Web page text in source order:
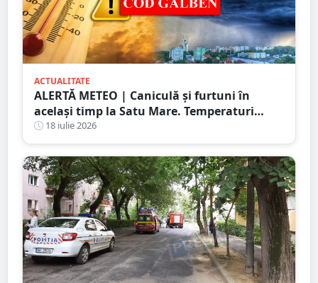
ACTUALITATE
ALERTĂ METEO | Caniculă și furtuni în
același timp la Satu Mare. Temperaturi
extreme și avertizări de vijelii și grindină
18 iulie 2026